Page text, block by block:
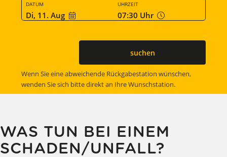
DATUM
Di, 11. Aug
UHRZEIT
07:30 Uhr
suchen
Wenn Sie eine abweichende Rückgabestation wünschen,
wenden Sie sich bitte direkt an Ihre Wunschstation.
WAS TUN BEI EINEM
SCHADEN/UNFALL?